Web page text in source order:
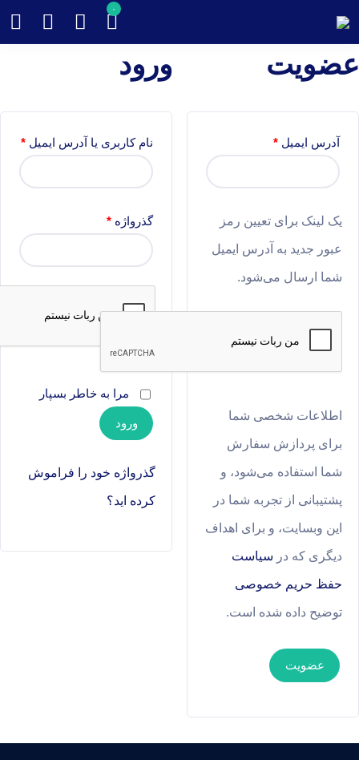
۰
ورود
نام کاربری یا آدرس ایمیل *
گذرواژه *
مرا به خاطر بسپار
ورود
گذرواژه خود را فراموش
کرده اید؟
عضویت
آدرس ایمیل *
یک لینک برای تعیین رمز
عبور جدید به آدرس ایمیل
شما ارسال می‌شود.
اطلاعات شخصی شما
برای پردازش سفارش
شما استفاده می‌شود، و
پشتیبانی از تجربه شما در
این وبسایت، و برای اهداف
دیگری که در سیاست
حفظ حریم خصوصی
توضیح داده شده است.
عضویت